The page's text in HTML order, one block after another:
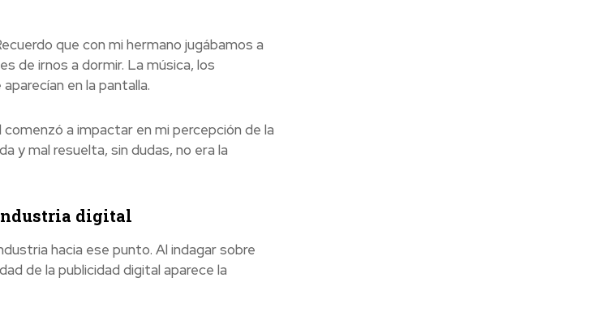
que con mi hermano jugábamos a
de irnos a dormir. La música, los
en la pantalla.
a impactar en mi percepción de la
y mal resuelta, sin dudas, no era la
digital
hacia ese punto. Al indagar sobre
de la publicidad digital aparece la